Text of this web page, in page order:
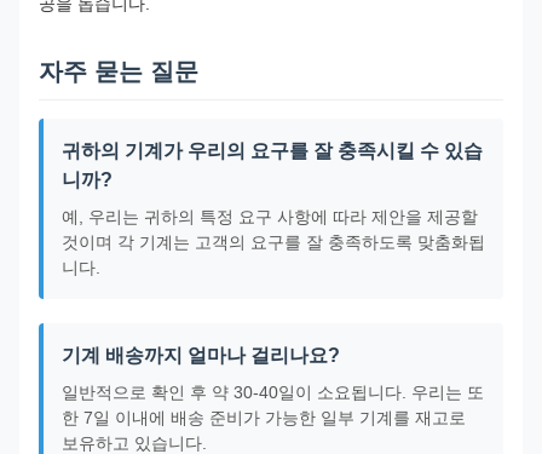
자주 묻는 질문
귀하의 기계가 우리의 요구를 잘 충족시킬 수 있습
니까?
예, 우리는 귀하의 특정 요구 사항에 따라 제안을 제공할
것이며 각 기계는 고객의 요구를 잘 충족하도록 맞춤화됩
니다.
기계 배송까지 얼마나 걸리나요?
일반적으로 확인 후 약 30-40일이 소요됩니다. 우리는 또
한 7일 이내에 배송 준비가 가능한 일부 기계를 재고로
보유하고 있습니다.